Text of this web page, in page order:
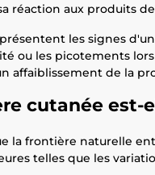
réaction aux produits
les signes
ou les picotements
affaiblissement de la
cutanée est-
la frontière naturelle
telles que les